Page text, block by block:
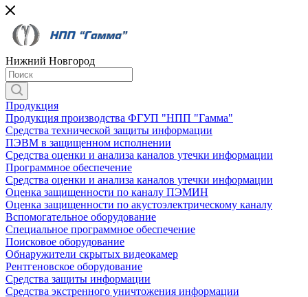
Нижний Новгород
Продукция
Продукция производства ФГУП "НПП "Гамма"
Средства технической защиты информации
ПЭВМ в защищенном исполнении
Средства оценки и анализа каналов утечки информации
Программное обеспечение
Средства оценки и анализа каналов утечки информации
Оценка защищенности по каналу ПЭМИН
Оценка защищенности по акустоэлектрическому каналу
Вспомогательное оборудование
Специальное программное обеспечение
Поисковое оборудование
Обнаружители скрытых видеокамер
Рентгеновское оборудование
Средства защиты информации
Средства экстренного уничтожения информации